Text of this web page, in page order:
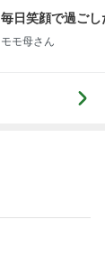
毎日笑顔で過ごし
モモ母さん